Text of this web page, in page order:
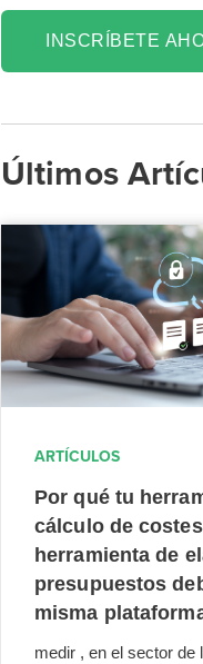
INSCRÍBETE
Últimos
ARTÍCULOS
Por qué tu
cálculo de
herramienta de
presupuestos
misma
medir , en el sector de